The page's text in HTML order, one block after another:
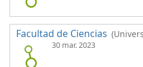
Facultad de Ciencias
30 mar. 2023